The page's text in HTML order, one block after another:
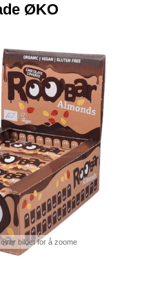
ØKO
bildet for å zoome